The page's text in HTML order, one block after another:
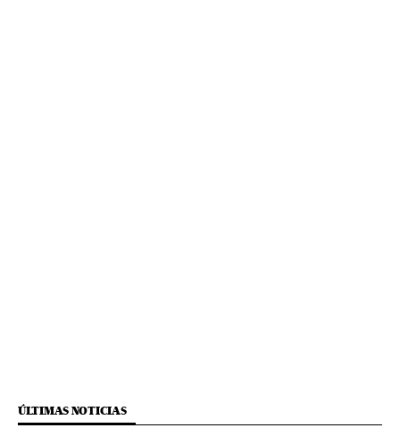
ÚLTIMAS NOTICIAS